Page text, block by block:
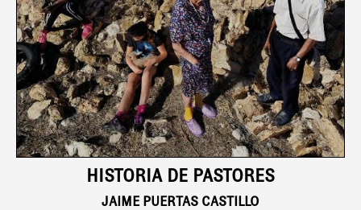
HISTORIA DE PASTORES
JAIME PUERTAS CASTILLO